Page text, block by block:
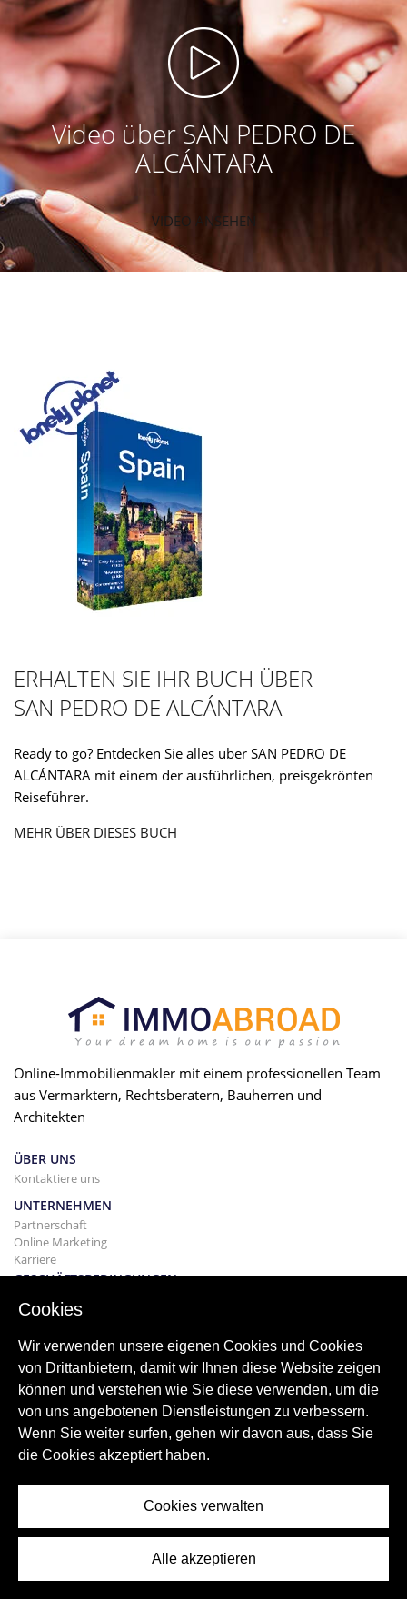
Video über SAN PEDRO DE
ALCÁNTARA
VIDEO ANSEHEN
ERHALTEN SIE IHR BUCH ÜBER
SAN PEDRO DE ALCÁNTARA
Ready to go? Entdecken Sie alles über SAN PEDRO DE
ALCÁNTARA mit einem der ausführlichen, preisgekrönten
Reiseführer.
MEHR ÜBER DIESES BUCH
Online-Immobilienmakler mit einem professionellen Team
aus Vermarktern, Rechtsberatern, Bauherren und
Architekten
ÜBER UNS
Kontaktiere uns
UNTERNEHMEN
Partnerschaft
Online Marketing
Karriere
GESCHÄFTSBEDINGUNGEN
Allgemeine Geschäftsbedingungen Vermietung
Projekte
KAUF
Kaufen Sie Ihr Haus
Verkaufen
Hypothek
Suchdienst
Oft gesucht
Cookies
Wir verwenden unsere eigenen Cookies und Cookies
von Drittanbietern, damit wir Ihnen diese Website zeigen
können und verstehen wie Sie diese verwenden, um die
von uns angebotenen Dienstleistungen zu verbessern.
Wenn Sie weiter surfen, gehen wir davon aus, dass Sie
die Cookies akzeptiert haben.
Cookies verwalten
Alle akzeptieren